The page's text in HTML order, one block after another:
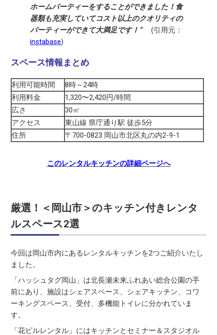
ホームパーティーをすることができました！食
器類も充実していてコスト以上のクオリティの
パーティーができて大満足です！”
(引用元：
instabase)
スペース情報まとめ
利用可能時間
8時～24時
利用料金
1,320〜2,420円/時間
広さ
30㎡
アクセス
東山線 県庁通り駅 徒歩5分
住所
〒700-0823 岡山市北区丸の内2-9-1
このレンタルキッチンの詳細ページへ
厳選！＜岡山市＞のキッチン付きレンタ
ルスペース2選
今回は岡山市内にあるレンタルキッチンを2つご紹介いたし
ました。
「ハッシュタグ岡山」は北長瀬未来ふれあい総合公園の手
前にあり、施設はシェアスペース、シェアキッチン、コワ
ーキングスペース、受付、多機能トイレに分かれていま
す。
「花ビルレンタル」にはキッチンとセミナー＆スタジオル